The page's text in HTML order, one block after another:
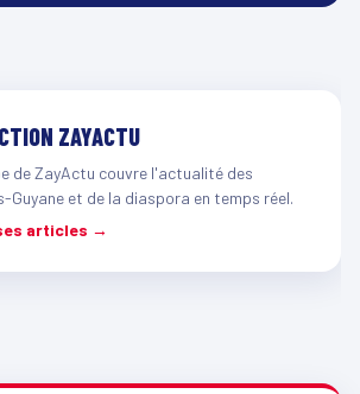
ZAYACTU
de ZayActu couvre l'actualité des
Guyane et de la diaspora en temps réel.
articles →